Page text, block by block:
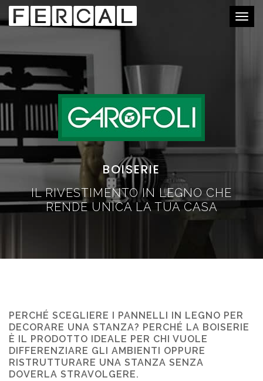
BOISERIE
IL RIVESTIMENTO IN LEGNO CHE
RENDE UNICA LA TUA CASA
PERCHÉ SCEGLIERE I PANNELLI IN LEGNO PER
DECORARE UNA STANZA? PERCHÉ LA BOISERIE
È IL PRODOTTO IDEALE PER CHI VUOLE
DIFFERENZIARE GLI AMBIENTI OPPURE
RISTRUTTURARE UNA STANZA SENZA
DOVERLA STRAVOLGERE.